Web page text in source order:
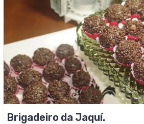
Brigadeiro da Jaquí.